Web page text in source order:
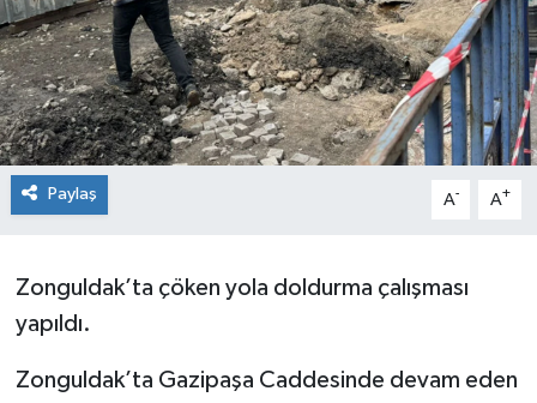
Paylaş A- A+
Zonguldak’ta çöken yola doldurma çalışması
yapıldı.
Zonguldak’ta Gazipaşa Caddesinde devam eden
Siyaset
SPOR
YAŞAM